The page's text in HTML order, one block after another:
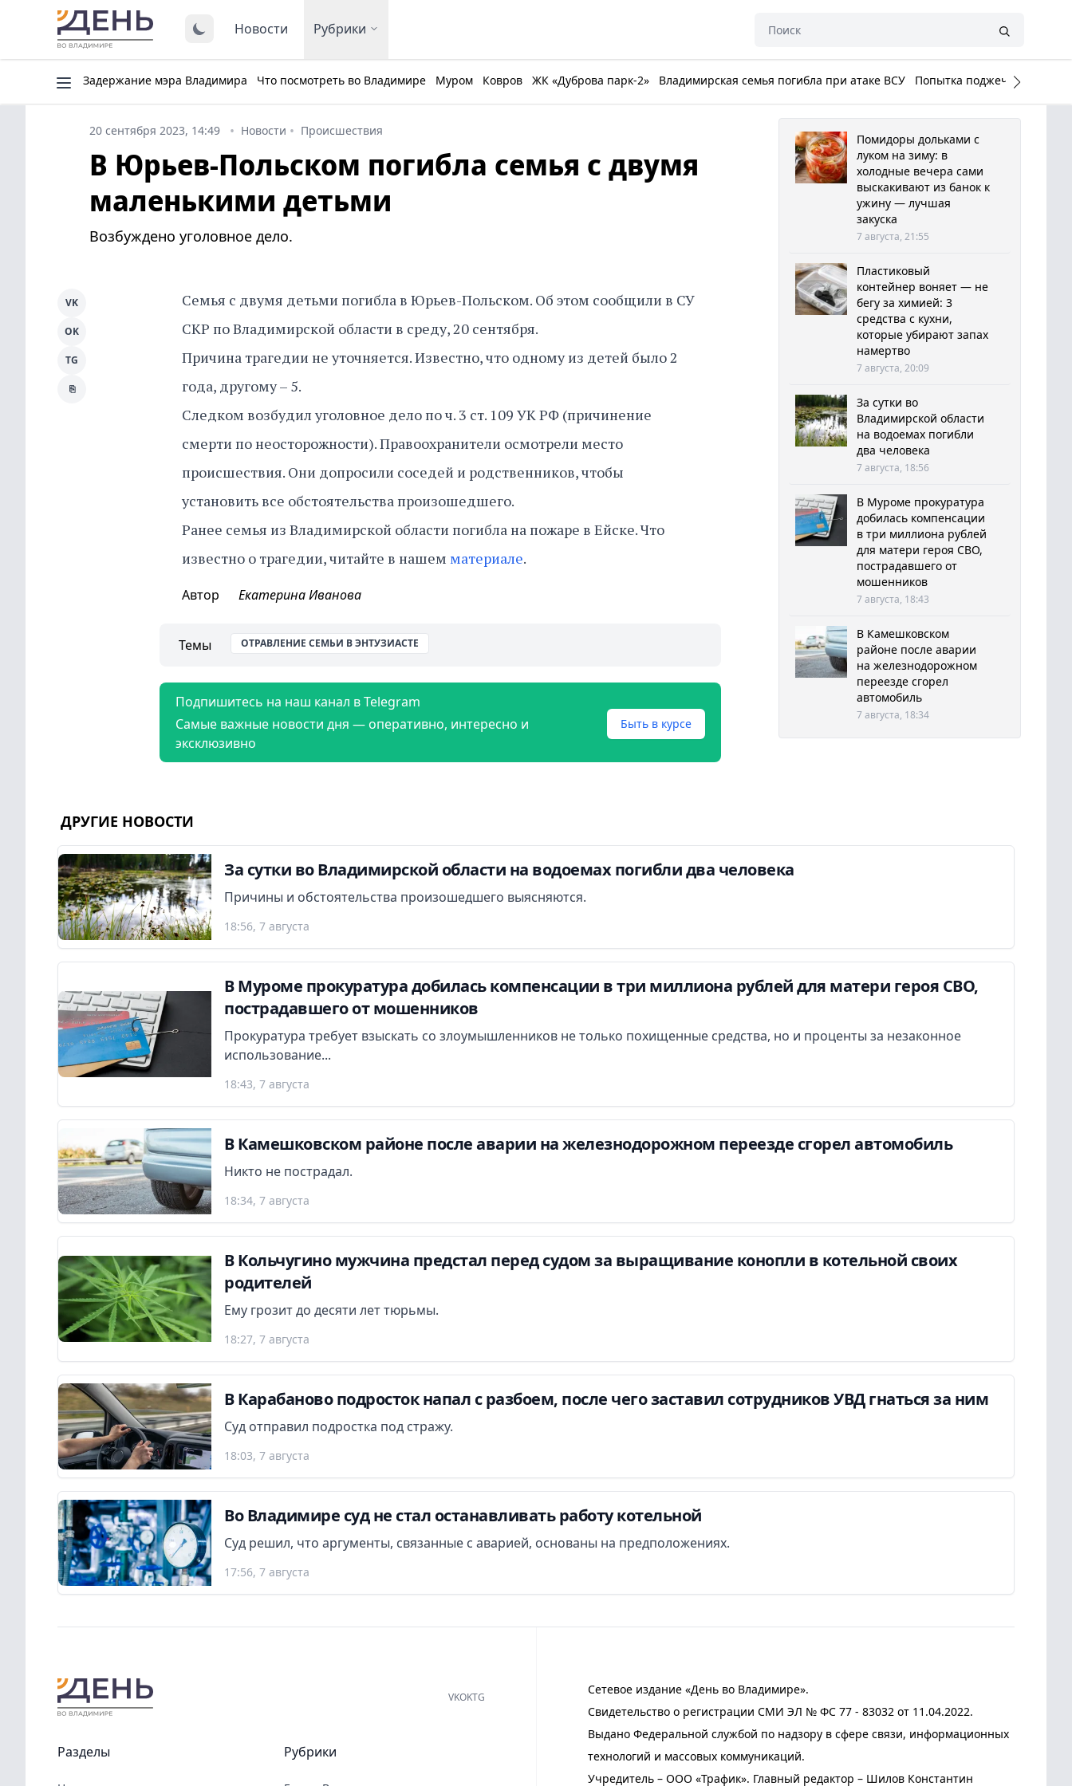
Новости Рубрики
Задержание мэра Владимира Что посмотреть во Владимире Муром Ковров ЖК «Дуброва парк-2» Владимирская семья погибла при атаке ВСУ Попытка поджечь Белый
20 сентября 2023, 14:49 Новости Происшествия
В Юрьев-Польском погибла семья с двумя
маленькими детьми
Возбуждено уголовное дело.
Семья с двумя детьми погибла в Юрьев-Польском. Об этом сообщили в СУ
СКР по Владимирской области в среду, 20 сентября.
Причина трагедии не уточняется. Известно, что одному из детей было 2
года, другому – 5.
Следком возбудил уголовное дело по ч. 3 ст. 109 УК РФ (причинение
смерти по неосторожности). Правоохранители осмотрели место
происшествия. Они допросили соседей и родственников, чтобы
установить все обстоятельства произошедшего.
Ранее семья из Владимирской области погибла на пожаре в Ейске. Что
известно о трагедии, читайте в нашем материале.
VK
OK
TG
⎘
Автор Екатерина Иванова
Темы ОТРАВЛЕНИЕ СЕМЬИ В ЭНТУЗИАСТЕ
Подпишитесь на наш канал в Telegram
Самые важные новости дня — оперативно, интересно и
эксклюзивно
Быть в курсе
Помидоры дольками с
луком на зиму: в
холодные вечера сами
выскакивают из банок к
ужину — лучшая
закуска
7 августа, 21:55
Пластиковый
контейнер воняет — не
бегу за химией: 3
средства с кухни,
которые убирают запах
намертво
7 августа, 20:09
За сутки во
Владимирской области
на водоемах погибли
два человека
7 августа, 18:56
В Муроме прокуратура
добилась компенсации
в три миллиона рублей
для матери героя СВО,
пострадавшего от
мошенников
7 августа, 18:43
В Камешковском
районе после аварии
на железнодорожном
переезде сгорел
автомобиль
7 августа, 18:34
ДРУГИЕ НОВОСТИ
За сутки во Владимирской области на водоемах погибли два человека
Причины и обстоятельства произошедшего выясняются.
18:56, 7 августа
В Муроме прокуратура добилась компенсации в три миллиона рублей для матери героя СВО,
пострадавшего от мошенников
Прокуратура требует взыскать со злоумышленников не только похищенные средства, но и проценты за незаконное
использование...
18:43, 7 августа
В Камешковском районе после аварии на железнодорожном переезде сгорел автомобиль
Никто не пострадал.
18:34, 7 августа
В Кольчугино мужчина предстал перед судом за выращивание конопли в котельной своих
родителей
Ему грозит до десяти лет тюрьмы.
18:27, 7 августа
В Карабаново подросток напал с разбоем, после чего заставил сотрудников УВД гнаться за ним
Суд отправил подростка под стражу.
18:03, 7 августа
Во Владимире суд не стал останавливать работу котельной
Суд решил, что аргументы, связанные с аварией, основаны на предположениях.
17:56, 7 августа
Сетевое издание «День во Владимире».
Свидетельство о регистрации СМИ ЭЛ № ФС 77 - 83032 от 11.04.2022.
Выдано Федеральной службой по надзору в сфере связи, информационных
технологий и массовых коммуникаций.
Учредитель – ООО «Трафик». Главный редактор – Шилов Константин
VKOKTG
Разделы Рубрики